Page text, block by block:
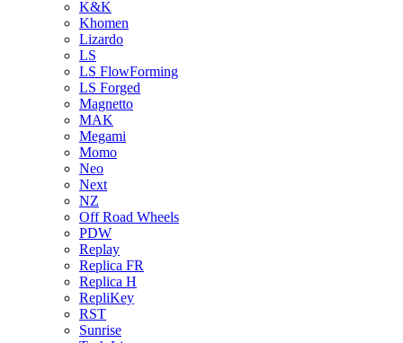
K&K
Khomen
Lizardo
LS
LS FlowForming
LS Forged
Magnetto
MAK
Megami
Momo
Neo
Next
NZ
Off Road Wheels
PDW
Replay
Replica FR
Replica H
RepliKey
RST
Sunrise